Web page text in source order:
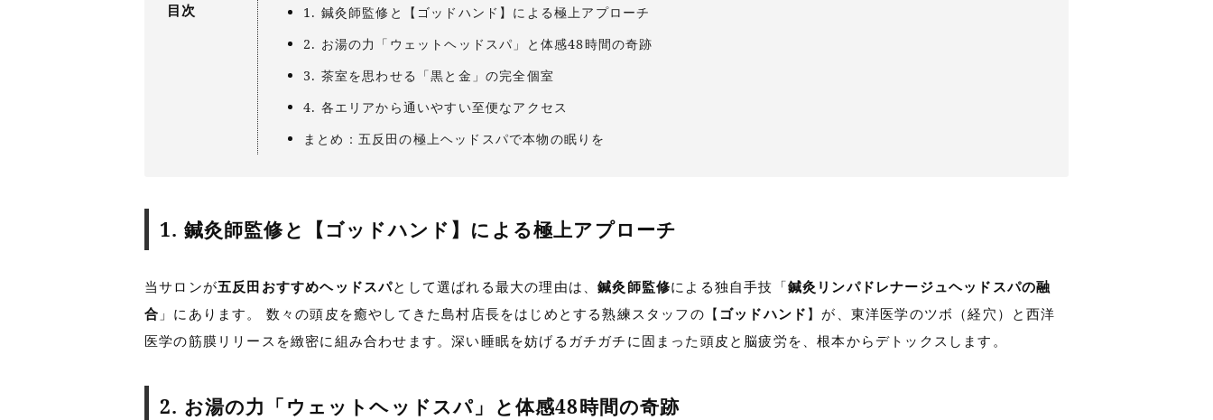
目次
1. 鍼灸師監修と【ゴッドハンド】による極上アプローチ
2. お湯の力「ウェットヘッドスパ」と体感48時間の奇跡
3. 茶室を思わせる「黒と金」の完全個室
4. 各エリアから通いやすい至便なアクセス
まとめ：五反田の極上ヘッドスパで本物の眠りを
1. 鍼灸師監修と【ゴッドハンド】による極上アプローチ
当サロンが五反田おすすめヘッドスパとして選ばれる最大の理由は、鍼灸師監修による独自手技「鍼灸リンパドレナージュヘッドスパの融
合 」にあります。 数々の頭皮を癒やしてきた島村店長をはじめとする熟練スタッフの【 ゴッドハンド 】が、東洋医学のツボ（経穴）と西洋
医学の筋膜リリースを緻密に組み合わせます。深い睡眠を妨げるガチガチに固まった頭皮と脳疲労を、根本からデトックスします。
2. お湯の力「ウェットヘッドスパ」と体感48時間の奇跡